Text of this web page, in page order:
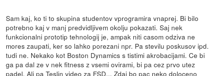
Sam kaj, ko ti to skupina studentov vprogramira vnaprej. Bi bilo
potrebno kaj v manj predvidljivem okolju pokazati. Saj nek
funkcionalni prototip tehnologij je, ampak niti casom odziva ne
mores zaupati, ker so lahko porezani npr. Pa stevilu poskusov ipd.
tudi ne. Nekako kot Boston Dynamics s tistimi akrobacijami. Ce bi
ga pa dal ze v nek fitness z vsemi ovirami, bi pa cez prvo utez
padel. Ali pa Teslin video za FSD... Zdaj bo pac neko doloceno